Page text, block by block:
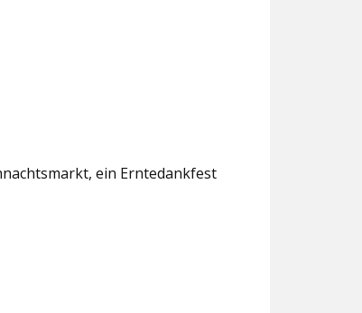
ein Erntedankfest